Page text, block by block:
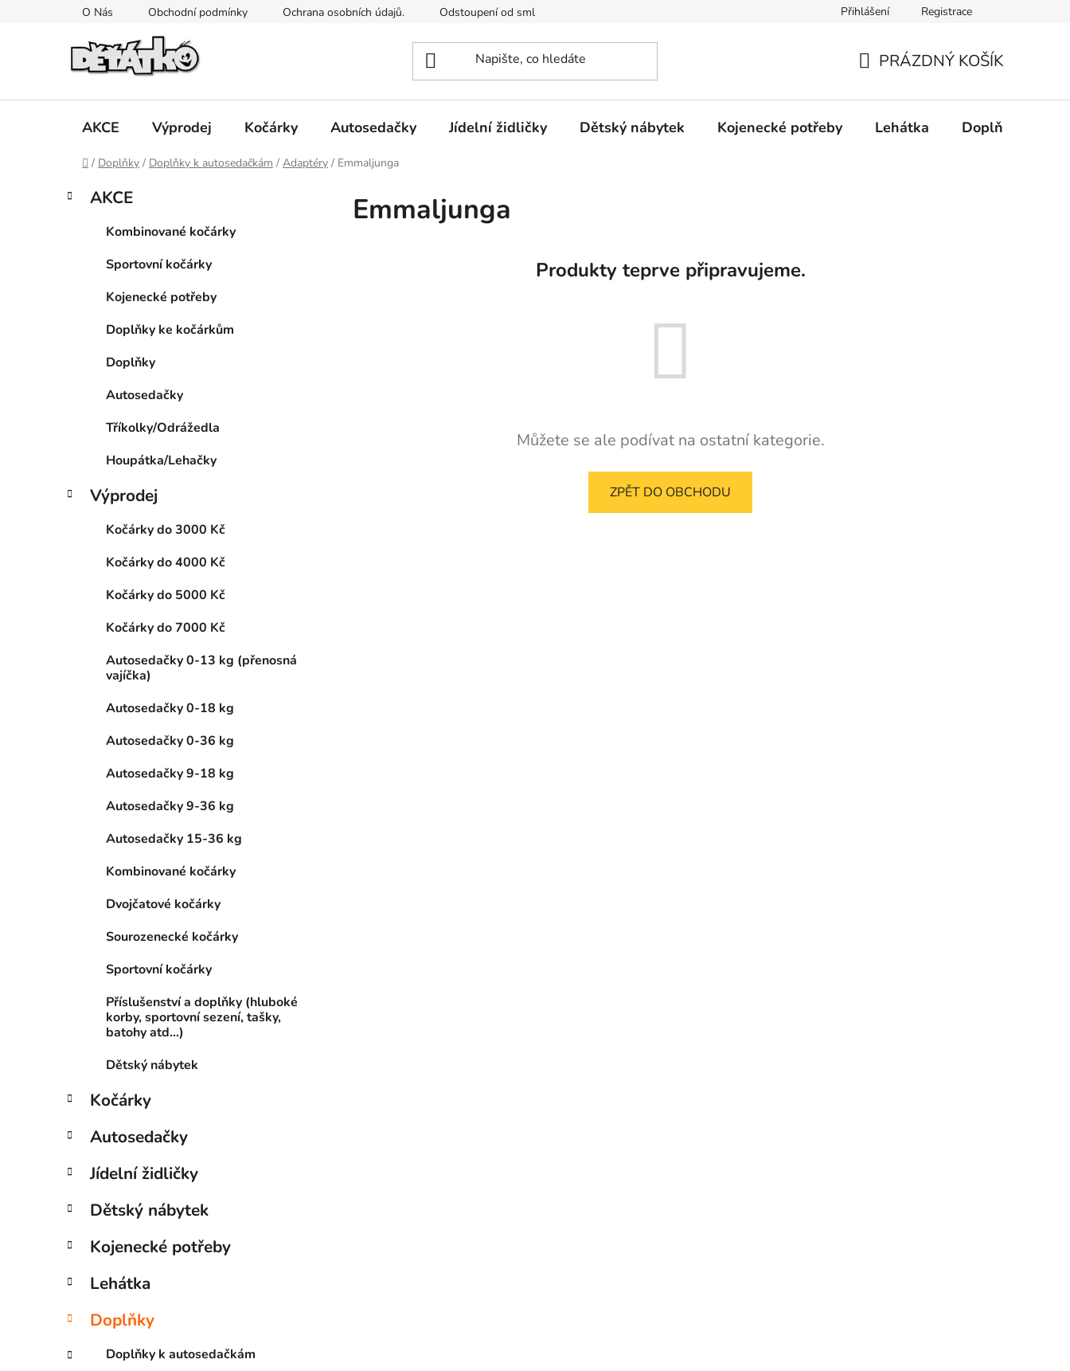
O Nás Obchodní podmínky Ochrana osobních údajů. Odstoupení od smlouvy Mimosoudní řešení spotřebitelských sporů. Prohlášení o použití cookies
Přihlášení Registrace
KOŠÍK
PRÁZDNÝ KOŠÍK
AKCE Výprodej Kočárky Autosedačky Jídelní židličky Dětský nábytek Kojenecké potřeby Lehátka Doplňky
Domů
/ Doplňky / Doplňky k autosedačkám / Adaptéry / Emmaljunga
PPřeskočit
kategorie
K
a
AKCE
Kombinované kočárky
Sportovní kočárky
Kojenecké potřeby
Doplňky ke kočárkům
Doplňky
Autosedačky
Tříkolky/Odrážedla
Houpátka/Lehačky
Výprodej
Kočárky do 3000 Kč
Kočárky do 4000 Kč
Kočárky do 5000 Kč
Kočárky do 7000 Kč
Autosedačky 0-13 kg (přenosná
vajíčka)
Autosedačky 0-18 kg
Autosedačky 0-36 kg
Autosedačky 9-18 kg
Autosedačky 9-36 kg
Autosedačky 15-36 kg
Kombinované kočárky
Dvojčatové kočárky
Sourozenecké kočárky
Sportovní kočárky
Příslušenství a doplňky (hluboké
korby, sportovní sezení, tašky,
batohy atd...)
Dětský nábytek
Kočárky
Autosedačky
Jídelní židličky
Dětský nábytek
Kojenecké potřeby
Lehátka
Doplňky
Doplňky k autosedačkám
Emmaljunga
Produkty teprve připravujeme.
Můžete se ale podívat na ostatní kategorie.
ZPĚT DO OBCHODU